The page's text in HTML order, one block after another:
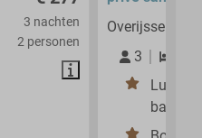
3 nachten
2 personen
Overijssel,
3
Luxe